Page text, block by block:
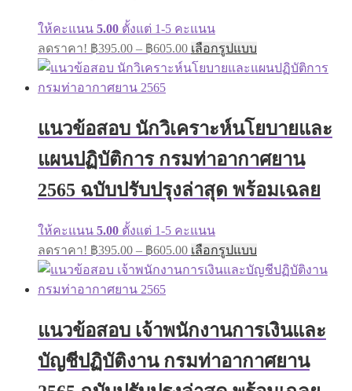
ให้คะแนน 5.00 ตั้งแต่ 1-5 คะแนน
ลดราคา! ฿395.00 – ฿605.00Price
range:
฿395.00
เลือกรูปแบบ
product
has
options
be
chosen
on
the
แนวข้อสอบ นักวิเคราะห์นโยบายและ
แผนปฏิบัติการ กรมท่าอากาศยาน
2565 ฉบับปรับปรุงล่าสุด พร้อมเฉลย
ให้คะแนน 5.00 ตั้งแต่ 1-5 คะแนน
ลดราคา! ฿395.00 – ฿605.00Price
range:
฿395.00
เลือกรูปแบบ
product
has
options
be
chosen
on
แนวข้อสอบ เจ้าพนักงานการเงินและ
บัญชีปฏิบัติงาน กรมท่าอากาศยาน